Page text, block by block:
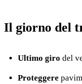
Il giorno del
Ultimo giro del
Proteggere